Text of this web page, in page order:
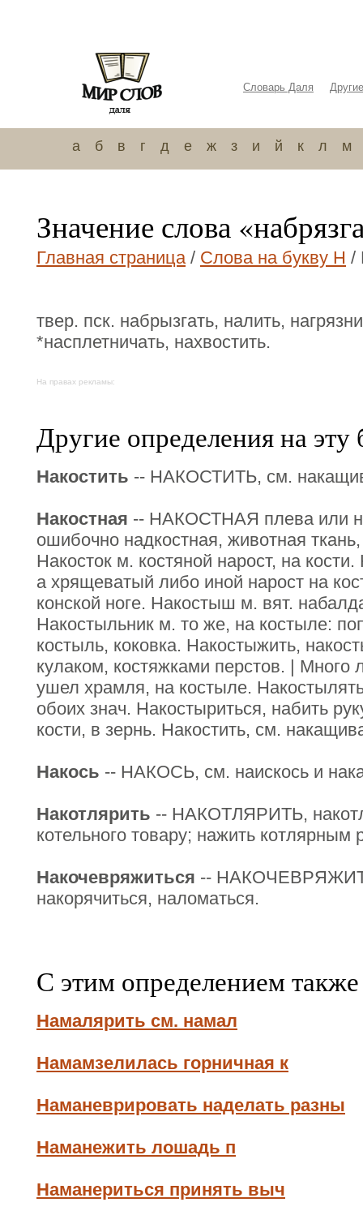
Словарь Даля
а б в г д е ж з и й к л м
Значение слова
Главная страница/ Слова на букву Н /
твер. пск. набрызгать, налить,
*насплетничать, нахвостить.
На правах рекламы:
Другие определения на эту
Накостить -- НАКОСТИТЬ, см.
Накостная -- НАКОСТНАЯ плева или
ошибочно надкостная, животная
Накосток м. костяной нарост, на
а хрящеватый либо иной нарост на
конской ноге. Накостыш м. вят.
Накостыльник м. то же, на костыле:
костыль, коковка. Накостыжить,
кулаком, костяжками перстов. | Много
ушел храмля, на костыле.
обоих знач. Накостыриться, набить
кости, в зернь. Накостить, см.
Накось -- НАКОСЬ, см. наискось и
Накотлярить -- НАКОТЛЯРИТЬ,
котельного товару; нажить котлярным
Накочевряжиться --
накорячиться, наломаться.
С этим определением
Намалярить см. намал
Намамзелилась горничная к
Наманеврировать наделать разны
Наманежить лошадь п
Наманериться принять выч